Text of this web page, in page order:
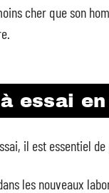
cher que son
essai
il est essentiel
les nouveaux